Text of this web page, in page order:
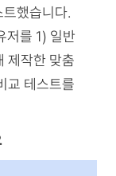
했습니다.
저를 1) 일반
제작한 맞춤
교 테스트를